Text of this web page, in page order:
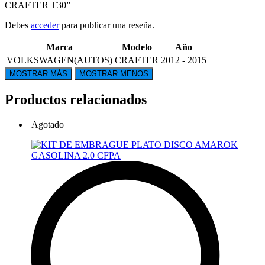
CRAFTER T30”
Debes accederpara publicar una reseña.
Marca Modelo
Año
VOLKSWAGEN(AUTOS) CRAFTER 2012 - 2015
Productos relacionados
Agotado